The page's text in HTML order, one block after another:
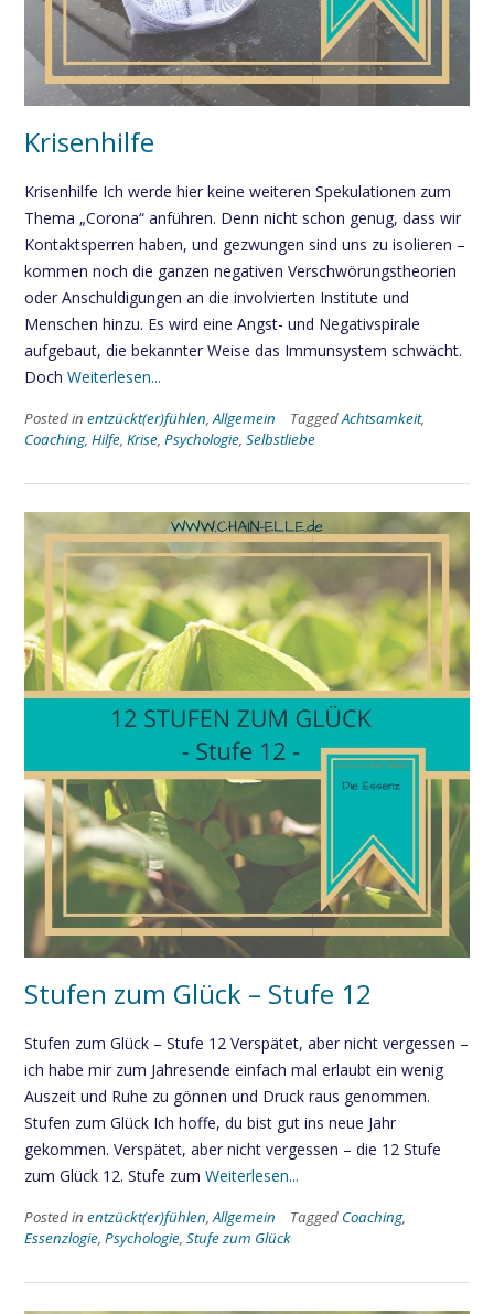
Krisenhilfe
Krisenhilfe Ich werde hier keine weiteren Spekulationen zum
Thema „Corona“ anführen. Denn nicht schon genug, dass wir
Kontaktsperren haben, und gezwungen sind uns zu isolieren –
kommen noch die ganzen negativen Verschwörungstheorien
oder Anschuldigungen an die involvierten Institute und
Menschen hinzu. Es wird eine Angst- und Negativspirale
aufgebaut, die bekannter Weise das Immunsystem schwächt.
Doch Weiterlesen...
Posted in entzückt(er)fühlen,Allgemein TaggedAchtsamkeit,
Coaching, Hilfe, Krise, Psychologie, Selbstliebe
Stufen zum Glück – Stufe 12
Stufen zum Glück – Stufe 12 Verspätet, aber nicht vergessen –
ich habe mir zum Jahresende einfach mal erlaubt ein wenig
Auszeit und Ruhe zu gönnen und Druck raus genommen.
Stufen zum Glück Ich hoffe, du bist gut ins neue Jahr
gekommen. Verspätet, aber nicht vergessen – die 12 Stufe
zum Glück 12. Stufe zum Weiterlesen...
Posted in entzückt(er)fühlen,Allgemein Tagged Coaching,
Essenzlogie, Psychologie, Stufe zum Glück